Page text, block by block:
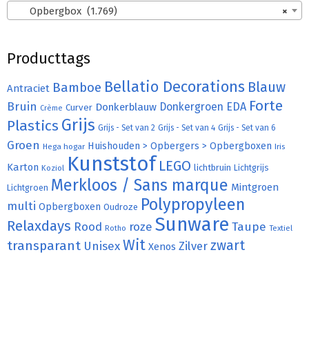
×
Opbergbox (1.769)
Producttags
Antraciet Bamboe Bellatio Decorations Blauw
Bruin Crème Curver Donkerblauw Donkergroen EDA Forte
Plastics Grijs Grijs - Set van 2 Grijs - Set van 4 Grijs - Set van 6
Groen Hega hogar Huishouden > Opbergers > Opbergboxen Iris
Karton Koziol Kunststof LEGO lichtbruin Lichtgrijs
Lichtgroen Merkloos / Sans marque Mintgroen
multi Opbergboxen Oudroze Polypropyleen
Relaxdays Rood Rotho roze Sunware Taupe Textiel
transparant UnisexWit Xenos Zilver zwart